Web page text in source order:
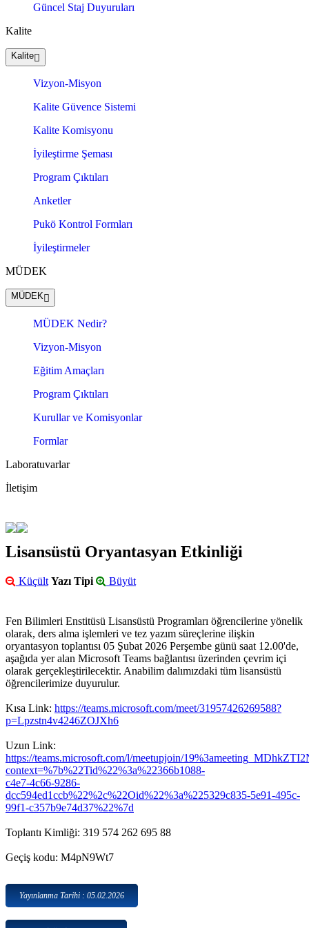
Güncel Staj Duyuruları
Kalite
Kalite
Vizyon-Misyon
Kalite Güvence Sistemi
Kalite Komisyonu
İyileştirme Şeması
Program Çıktıları
Anketler
Pukö Kontrol Formları
İyileştirmeler
MÜDEK
MÜDEK
MÜDEK Nedir?
Vizyon-Misyon
Eğitim Amaçları
Program Çıktıları
Kurullar ve Komisyonlar
Formlar
Laboratuvarlar
İletişim
Lisansüstü Oryantasyan Etkinliği
Küçült Yazı Tipi Büyüt
Fen Bilimleri Enstitüsü Lisansüstü Programları öğrencilerine yönelik
olarak, ders alma işlemleri ve tez yazım süreçlerine ilişkin
oryantasyon toplantısı 05 Şubat 2026 Perşembe günü saat 12.00'de,
aşağıda yer alan Microsoft Teams bağlantısı üzerinden çevrim içi
olarak gerçekleştirilecektir. Anabilim dalımızdaki tüm lisansüstü
öğrencilerimize duyurulur.
Kısa Link: https://teams.microsoft.com/meet/31957426269588?
p=Lpzstn4v4246ZOJXh6
Uzun Link:
https://teams.microsoft.com/l/meetupjoin/
context=%7b%22Tid%22%3a%22366b1088-
c4e7-4c66-9286-
dcc594ed1ccb%22%2c%22Oid%22%3a%225329c835-5e91-495c-
99f1-c357b9e74d37%22%7d
Toplantı Kimliği: 319 574 262 695 88
Geçiş kodu: M4pN9Wt7
Yayınlanma Tarihi : 05.02.2026